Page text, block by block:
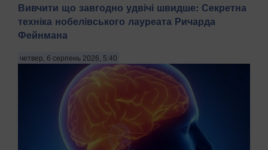
Вивчити що завгодно удвічі швидше: Секретна
техніка нобелівського лауреата Ричарда
Фейнмана
четвер, 6 серпень 2026, 5:40